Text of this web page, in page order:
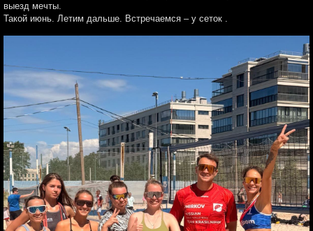
выезд мечты.
Такой июнь. Летим дальше. Встречаемся – у сеток .